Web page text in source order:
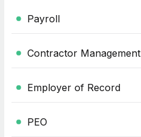
Payroll
Contractor Management
Employer of Record
PEO